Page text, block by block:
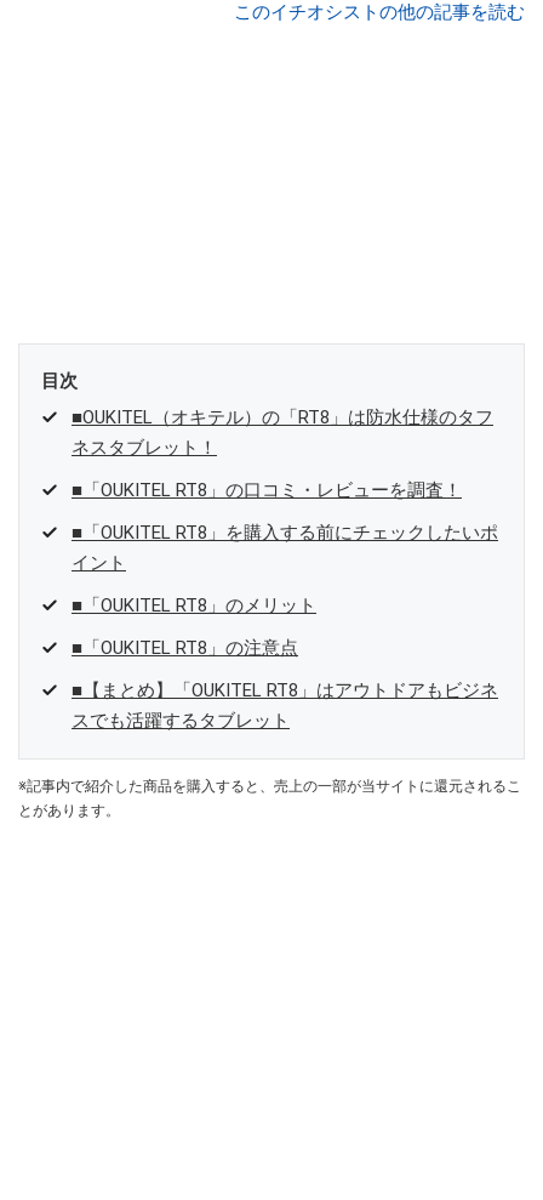
このイチオシストの他の記事を読む
目次
■OUKITEL（オキテル）の「RT8」は防水仕様のタフ
ネスタブレット！
■「OUKITEL RT8」の口コミ・レビューを調査！
■「OUKITEL RT8」を購入する前にチェックしたいポ
イント
■「OUKITEL RT8」のメリット
■「OUKITEL RT8」の注意点
■【まとめ】「OUKITEL RT8」はアウトドアもビジネ
スでも活躍するタブレット
※記事内で紹介した商品を購入すると、売上の一部が当サイトに還元されるこ
とがあります。